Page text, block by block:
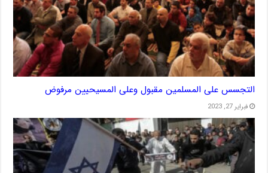
التجسس على المسلمين مقبول وعلى المسيحيين مرفوض
فبراير 27, 2023